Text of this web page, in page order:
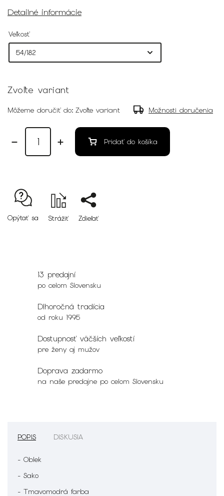
Detailné informácie
Veľkosť
Zvoľte variant
Môžeme doručiť do: Zvoľte variant Možnosti doručenia
Pridať do košíka
Opýtať sa Strážiť Zdieľať
13 predajní
po celom Slovensku
Dlhoročná tradícia
od roku 1995
Dostupnosť väčších veľkostí
pre ženy aj mužov
Doprava zadarmo
na naše predajne po celom Slovensku
POPIS DISKUSIA
- Oblek
- Sako
- Tmavomodrá farba